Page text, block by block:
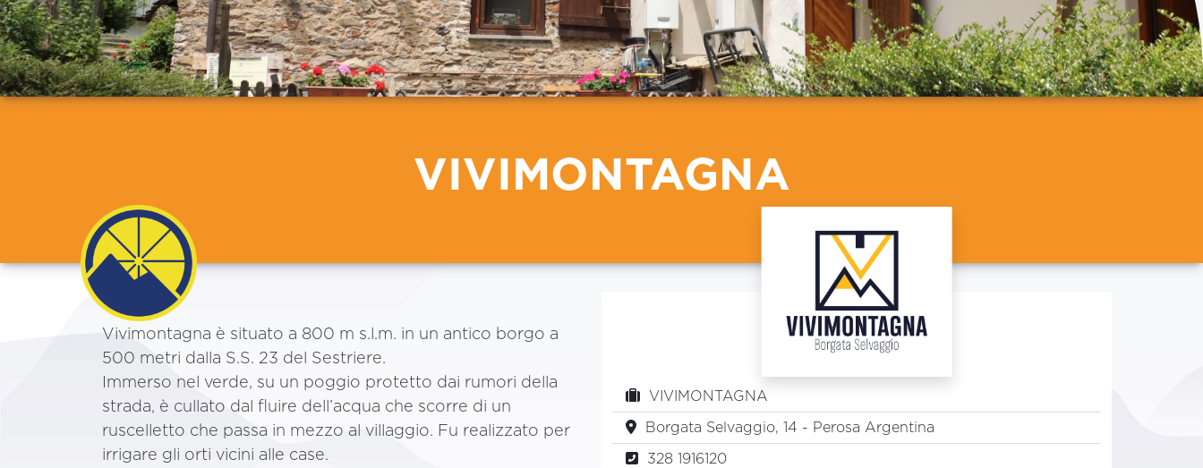
VIVIMONTAGNA
Vivimontagna è situato a 800 m s.l.m. in un antico borgo a
500 metri dalla S.S. 23 del Sestriere.
Immerso nel verde, su un poggio protetto dai rumori della
strada, è cullato dal fluire dell’acqua che scorre di un
ruscelletto che passa in mezzo al villaggio. Fu realizzato per
irrigare gli orti vicini alle case.
VIVIMONTAGNA
Borgata Selvaggio, 14 - Perosa Argentina
328 1916120